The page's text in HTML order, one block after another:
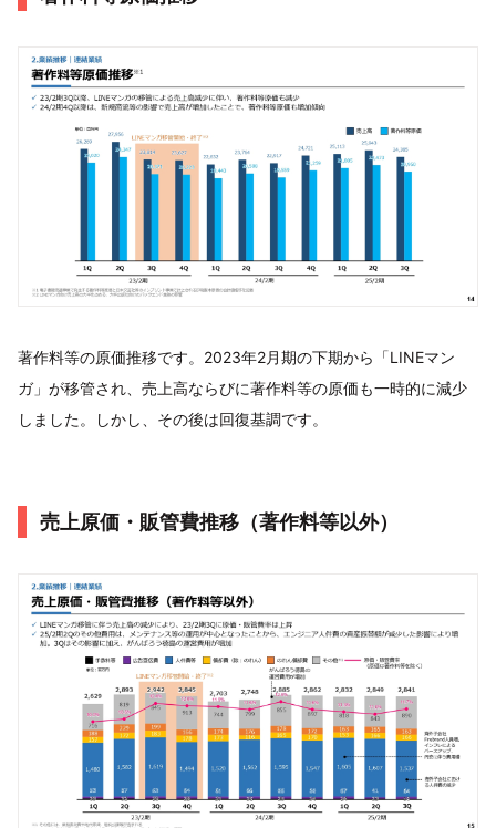
著作料等の原価推移です。2023年2月期の下期から「LINEマン
ガ」が移管され、売上高ならびに著作料等の原価も一時的に減少
しました。しかし、その後は回復基調です。
売上原価・販管費推移（著作料等以外）